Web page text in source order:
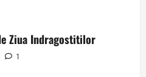
Ziua Indragostitilor
1